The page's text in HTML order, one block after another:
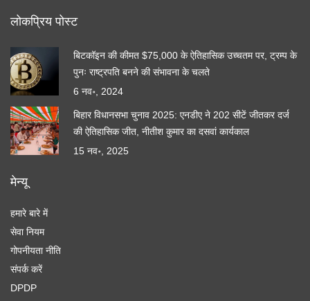
लोकप्रिय पोस्ट
बिटकॉइन की कीमत $75,000 के ऐतिहासिक उच्चतम पर, ट्रम्प के
पुनः राष्ट्रपति बनने की संभावना के चलते
6 नव॰, 2024
बिहार विधानसभा चुनाव 2025: एनडीए ने 202 सीटें जीतकर दर्ज
की ऐतिहासिक जीत, नीतीश कुमार का दसवां कार्यकाल
15 नव॰, 2025
मेन्यू
हमारे बारे में
सेवा नियम
गोपनीयता नीति
संपर्क करें
DPDP